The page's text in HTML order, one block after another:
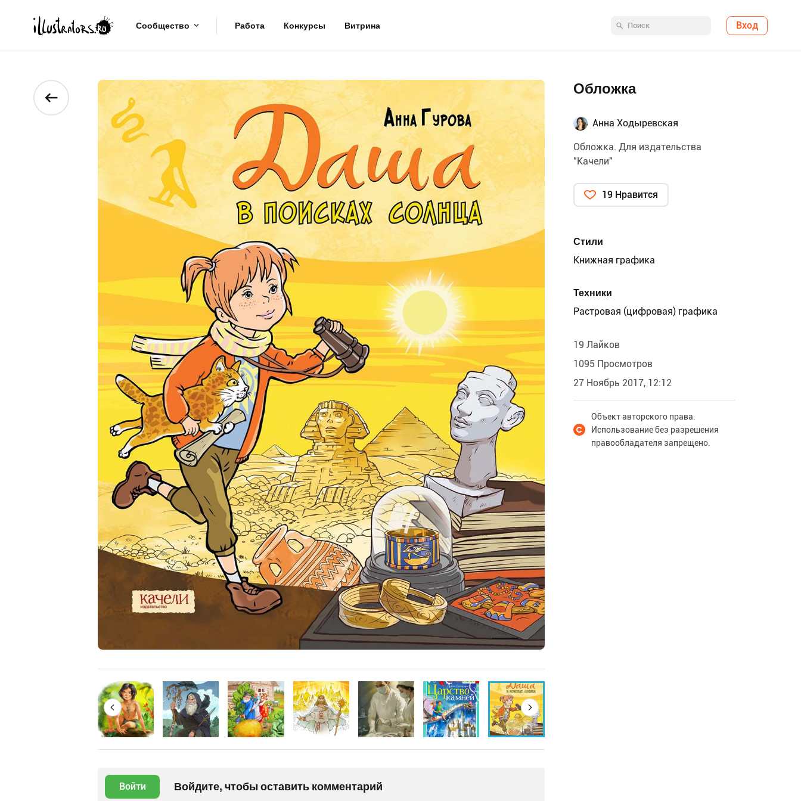
Сообщество Работа Конкурсы Витрина Вход
Войти Войдите, чтобы оставить комментарий
Обложка
Анна Ходыревская
Обложка. Для издательства
"Качели"
19 Нравится
Стили
Книжная графика
Техники
Растровая (цифровая) графика
19 Лайков
1095 Просмотров
27 Ноябрь 2017, 12:12
Объект авторского права.
Использование без разрешения
правообладателя запрещено.